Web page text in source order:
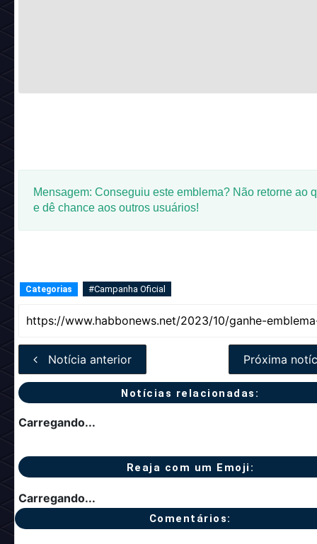
Mensagem: Conseguiu este emblema? Não retorne ao
e dê chance aos outros usuários!
Categorias #Campanha Oficial
Notícia anterior Próxima
Notícias relacionadas:
Carregando...
Reaja com um Emoji:
Carregando...
Comentários: